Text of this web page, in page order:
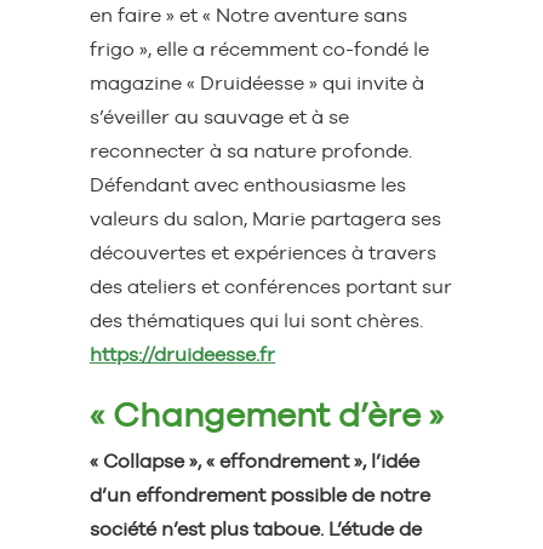
en faire » et « Notre aventure sans
frigo », elle a récemment co-fondé le
magazine « Druidéesse » qui invite à
s’éveiller au sauvage et à se
reconnecter à sa nature profonde.
Défendant avec enthousiasme les
valeurs du salon, Marie partagera ses
découvertes et expériences à travers
des ateliers et conférences portant sur
des thématiques qui lui sont chères.
https://druideesse.fr
« Changement d’ère »
« Collapse », « effondrement », l’idée
d’un effondrement possible de notre
société n’est plus taboue. L’étude de